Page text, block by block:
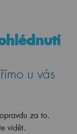
u vás
za to.
vidět.